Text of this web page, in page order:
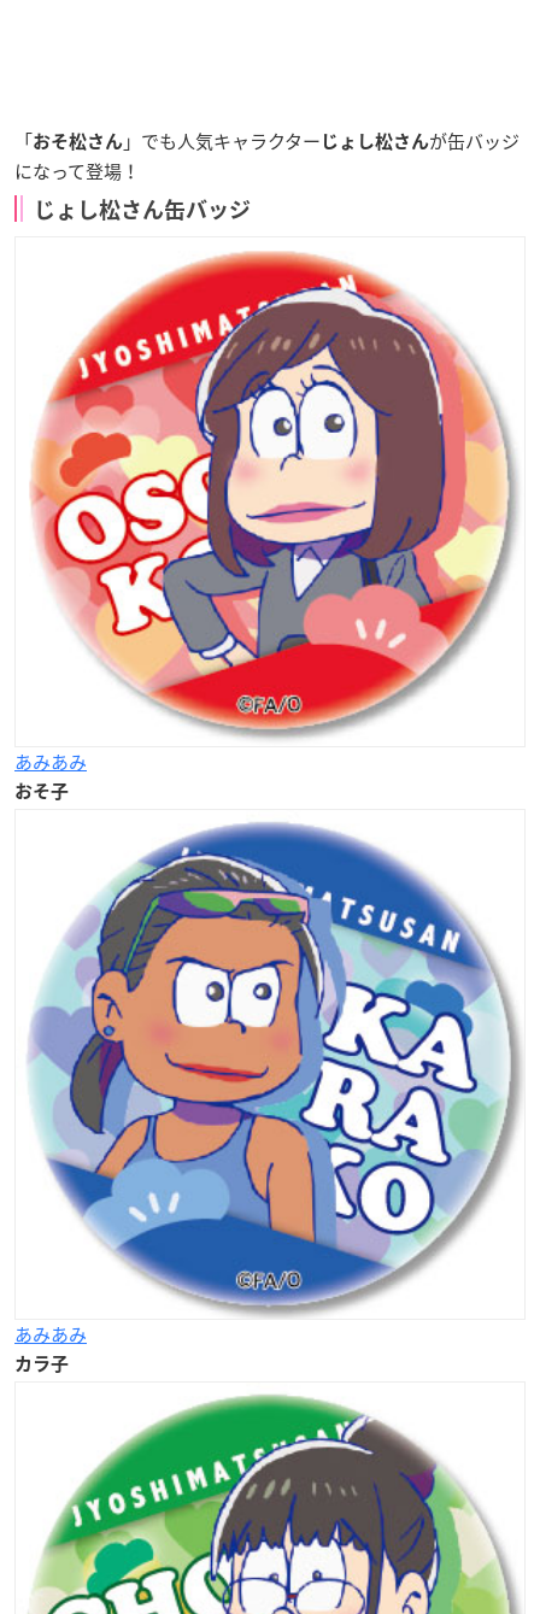
「おそ松さん 」でも人気キャラクター じょし松さんが缶バッジ
になって登場！
じょし松さん缶バッジ
あみあみ
おそ子
あみあみ
カラ子